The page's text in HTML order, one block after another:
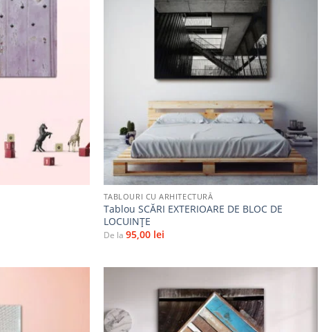
TABLOURI CU ARHITECTURĂ
Tablou SCĂRI EXTERIOARE DE BLOC DE
LOCUINȚE
De la 95,00 lei